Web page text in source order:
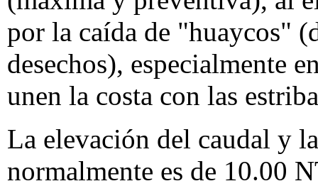
por la caída de "huaycos"
desechos), especialmente
unen la costa con las
La elevación del caudal y
normalmente es de 10.00